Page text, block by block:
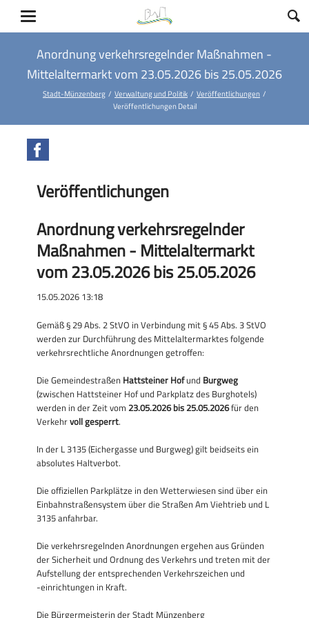
Anordnung verkehrsregelnder Maßnahmen -
Mittelaltermarkt vom 23.05.2026 bis 25.05.2026
Stadt-Münzenberg Verwaltung und Politik
Veröffentlichungen
Veröffentlichungen Detail
Veröffentlichungen
Anordnung verkehrsregelnder
Maßnahmen - Mittelaltermarkt
vom 23.05.2026 bis 25.05.2026
15.05.2026 13:18
Gemäß § 29 Abs. 2 StVO in Verbindung mit § 45 Abs. 3 StVO
werden zur Durchführung des Mittelaltermarktes folgende
verkehrsrechtliche Anordnungen getroffen:
Die Gemeindestraßen Hattsteiner Hofund Burgweg
(zwischen Hattsteiner Hof und Parkplatz des Burghotels)
werden in der Zeit vom23.05.2026 bis 25.05.2026für den
Verkehrvoll gesperrt.
In der L 3135 (Eichergasse und Burgweg) gilt beidseits ein
absolutes Haltverbot.
Die offiziellen Parkplätze in den Wetterwiesen sind über ein
Einbahnstraßensystem über die Straßen Am Viehtrieb und L
3135 anfahrbar.
Die verkehrsregelnden Anordnungen ergehen aus Gründen
der Sicherheit und Ordnung des Verkehrs und treten mit der
Aufstellung der entsprechenden Verkehrszeichen und
-einrichtungen in Kraft.
Die Bürgermeisterin der Stadt Münzenberg